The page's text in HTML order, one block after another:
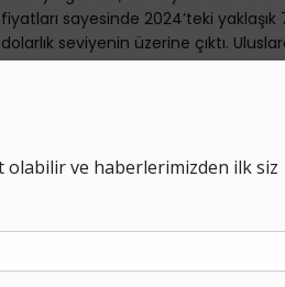
fiyatları sayesinde 2024’teki
dolarlık seviyenin üzerine çıktı.
Eylem ...
AB ETS Siyasi Baskı
Dokunulmazlığı
27 ŞUBAT 2026
AB ETS’deki karbon fiyatlarında